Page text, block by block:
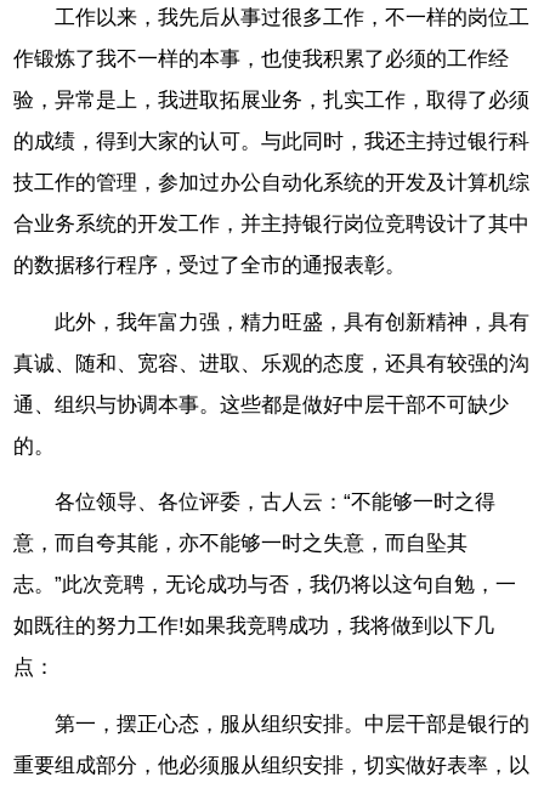
工作以来，我先后从事过很多工作，不一样的岗位工
作锻炼了我不一样的本事，也使我积累了必须的工作经
验，异常是上，我进取拓展业务，扎实工作，取得了必须
的成绩，得到大家的认可。与此同时，我还主持过银行科
技工作的管理，参加过办公自动化系统的开发及计算机综
合业务系统的开发工作，并主持银行岗位竞聘设计了其中
的数据移行程序，受过了全市的通报表彰。
此外，我年富力强，精力旺盛，具有创新精神，具有
真诚、随和、宽容、进取、乐观的态度，还具有较强的沟
通、组织与协调本事。这些都是做好中层干部不可缺少
的。
各位领导、各位评委，古人云：“不能够一时之得
意，而自夸其能，亦不能够一时之失意，而自坠其
志。”此次竞聘，无论成功与否，我仍将以这句自勉，一
如既往的努力工作!如果我竞聘成功，我将做到以下几
点：
第一，摆正心态，服从组织安排。中层干部是银行的
重要组成部分，他必须服从组织安排，切实做好表率，以